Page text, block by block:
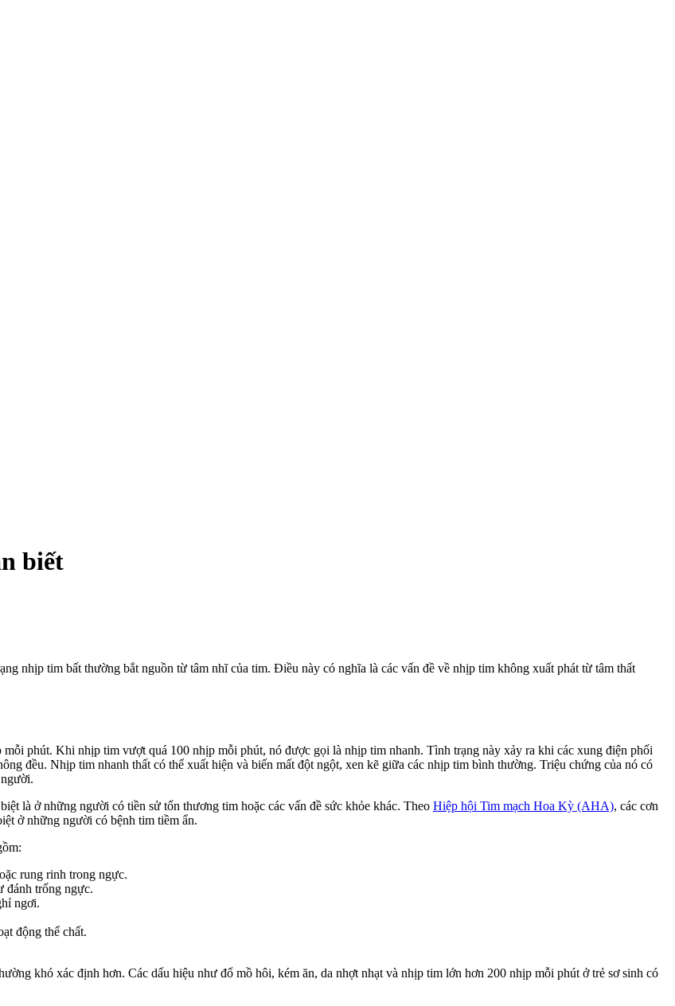
biết
nhịp tim bất thường bắt nguồn từ tâm nhĩ của tim. Điều này có nghĩa là các vấn đề về nhịp tim không xuất phát từ tâm thất
phút. Khi nhịp tim vượt quá 100 nhịp mỗi phút, nó được gọi là nhịp tim nhanh. Tình trạng này xảy ra khi các xung điện phối
đều. Nhịp tim nhanh thất có thể xuất hiện và biến mất đột ngột, xen kẽ giữa các nhịp tim bình thường. Triệu chứng của nó có
là ở những người có tiền sử tổn thương tim hoặc các vấn đề sức khỏe khác. Theo Hiệp hội Tim mạch Hoa Kỳ (AHA), các cơn
ở những người có bệnh tim tiềm ẩn.
rung rinh trong ngực.
đánh trống ngực.
ngơi.
động thể chất.
khó xác định hơn. Các dấu hiệu như đổ mồ hôi, kém ăn, da nhợt nhạt và nhịp tim lớn hơn 200 nhịp mỗi phút ở trẻ sơ sinh có